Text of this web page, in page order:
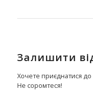
Залишити
Хочете приєднатися
Не соромтеся!